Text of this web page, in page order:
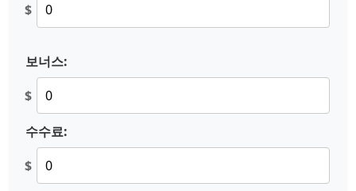
$
보너스:
$
수수료:
$